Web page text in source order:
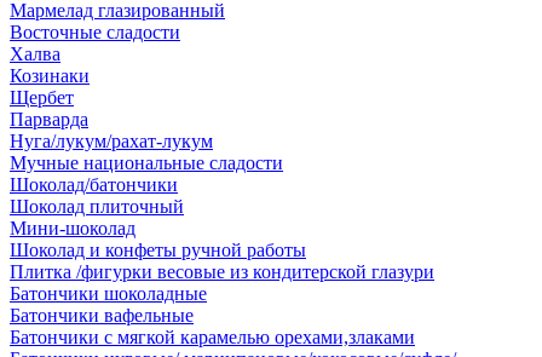
Мармелад глазированный
Восточные сладости
Халва
Козинаки
Щербет
Парварда
Нуга/лукум/рахат-лукум
Мучные национальные сладости
Шоколад/батончики
Шоколад плиточный
Мини-шоколад
Шоколад и конфеты ручной работы
Плитка /фигурки весовые из кондитерской глазури
Батончики шоколадные
Батончики вафельные
Батончики с мягкой карамелью орехами,злаками